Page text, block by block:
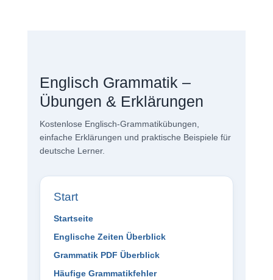
Englisch Grammatik –
Übungen & Erklärungen
Kostenlose Englisch-Grammatikübungen,
einfache Erklärungen und praktische Beispiele für
deutsche Lerner.
Start
Startseite
Englische Zeiten Überblick
Grammatik PDF Überblick
Häufige Grammatikfehler